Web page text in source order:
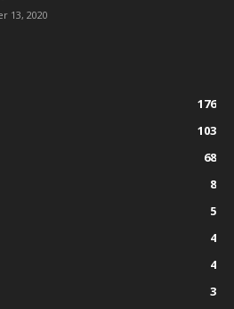
13, 2020
176
103
68
8
5
4
4
3